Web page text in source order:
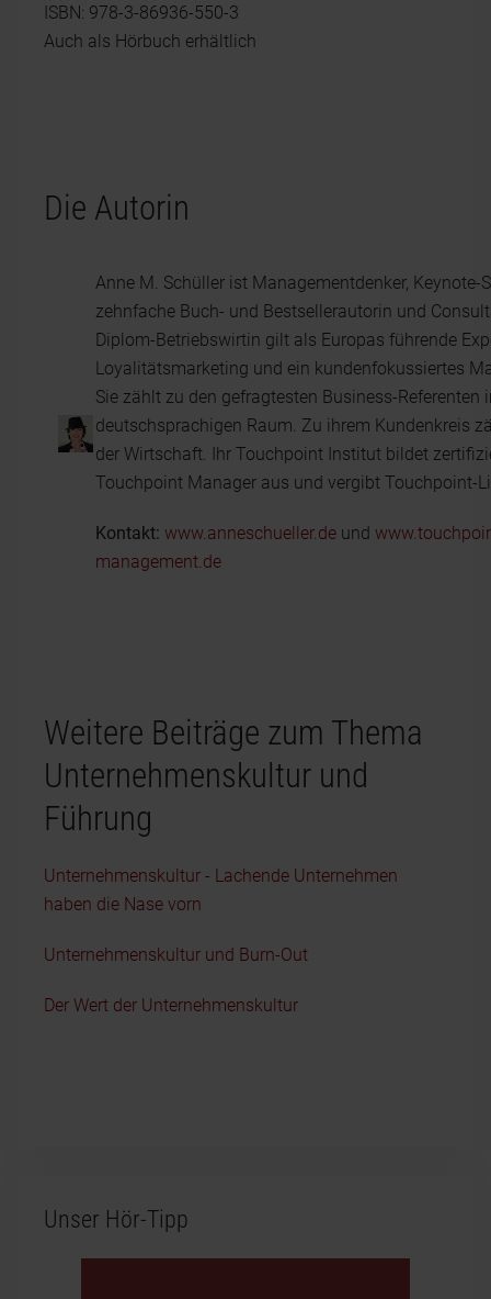
ISBN: 978-3-86936-550-3
Auch als Hörbuch erhältlich
Die Autorin
Anne M. Schüller ist Managementdenker, Keynote-
zehnfache Buch- und Bestsellerautorin und
Diplom-Betriebswirtin gilt als Europas führende
Loyalitätsmarketing und ein kundenfokussiertes
Sie zählt zu den gefragtesten Business-Referenten
deutschsprachigen Raum. Zu ihrem Kundenkreis
der Wirtschaft. Ihr Touchpoint Institut bildet
Touchpoint Manager aus und vergibt Touchpoint-
Kontakt: www.anneschueller.de und
management.de
Weitere Beiträge zum Thema
Unternehmenskultur und
Führung
Unternehmenskultur - Lachende Unternehmen
haben die Nase vorn
Unternehmenskultur und Burn-Out
Der Wert der Unternehmenskultur
Unser Hör-Tipp